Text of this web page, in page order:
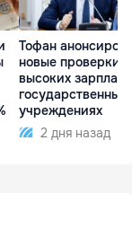
Тофан
новые проверки
высоких зарплат
государственных
учреждениях
2 дня назад